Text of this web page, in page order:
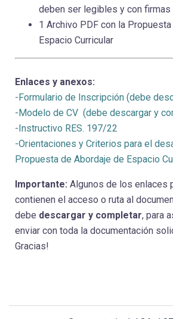
deben ser legibles y con
1 Archivo PDF con la
Espacio Curricular
Enlaces y anexos:
-Formulario de Inscripción (debe
-Modelo de CV (debe descargar y
-Instructivo RES. 197/22
-Orientaciones y Criterios para el
Propuesta de Abordaje de Espacio
Importante: Algunos de los enlaces
contienen el acceso o ruta al
debe descargar y completar, para
enviar con toda la documentación
Gracias!